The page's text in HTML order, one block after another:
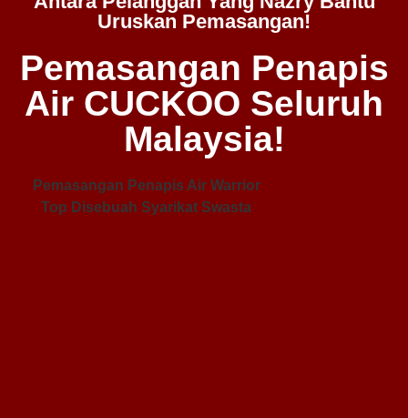
Uruskan Pemasangan!
Pemasangan Penapis
Air CUCKOO Seluruh
Malaysia!
Pemasangan Penapis Air Warrior
Top Disebuah Syarikat Swasta